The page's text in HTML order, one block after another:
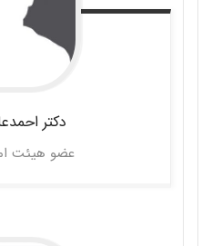
دکتر
عضو هیئت